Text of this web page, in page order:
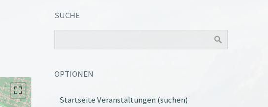
Office 365 Outlook Live
SUCHE
OPTIONEN
Startseite Veranstaltungen (suchen)